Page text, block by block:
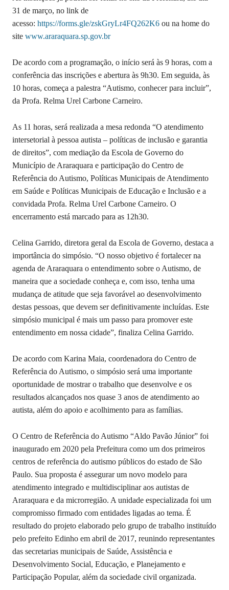
31 de março, no link de
acesso: https://forms.gle/zskGryLr4FQ262K6 ou na home do
site www.araraquara.sp.gov.br
De acordo com a programação, o início será às 9 horas, com a
conferência das inscrições e abertura às 9h30. Em seguida, às
10 horas, começa a palestra “Autismo, conhecer para incluir”,
da Profa. Relma Urel Carbone Carneiro.
As 11 horas, será realizada a mesa redonda “O atendimento
intersetorial à pessoa autista – políticas de inclusão e garantia
de direitos”, com mediação da Escola de Governo do
Município de Araraquara e participação do Centro de
Referência do Autismo, Políticas Municipais de Atendimento
em Saúde e Políticas Municipais de Educação e Inclusão e a
convidada Profa. Relma Urel Carbone Carneiro. O
encerramento está marcado para as 12h30.
Celina Garrido, diretora geral da Escola de Governo, destaca a
importância do simpósio. “O nosso objetivo é fortalecer na
agenda de Araraquara o entendimento sobre o Autismo, de
maneira que a sociedade conheça e, com isso, tenha uma
mudança de atitude que seja favorável ao desenvolvimento
destas pessoas, que devem ser definitivamente incluídas. Este
simpósio municipal é mais um passo para promover este
entendimento em nossa cidade”, finaliza Celina Garrido.
De acordo com Karina Maia, coordenadora do Centro de
Referência do Autismo, o simpósio será uma importante
oportunidade de mostrar o trabalho que desenvolve e os
resultados alcançados nos quase 3 anos de atendimento ao
autista, além do apoio e acolhimento para as famílias.
O Centro de Referência do Autismo “Aldo Pavão Júnior” foi
inaugurado em 2020 pela Prefeitura como um dos primeiros
centros de referência do autismo públicos do estado de São
Paulo. Sua proposta é assegurar um novo modelo para
atendimento integrado e multidisciplinar aos autistas de
Araraquara e da microrregião. A unidade especializada foi um
compromisso firmado com entidades ligadas ao tema. É
resultado do projeto elaborado pelo grupo de trabalho instituído
pelo prefeito Edinho em abril de 2017, reunindo representantes
das secretarias municipais de Saúde, Assistência e
Desenvolvimento Social, Educação, e Planejamento e
Participação Popular, além da sociedade civil organizada.